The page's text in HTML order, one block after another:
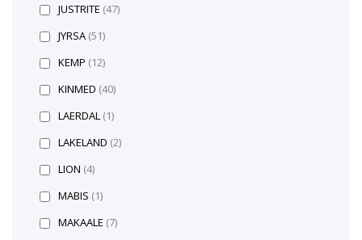
JUSTRITE (47)
JYRSA (51)
KEMP (12)
KINMED (40)
LAERDAL (1)
LAKELAND (2)
LION (4)
MABIS (1)
MAKAALE (7)